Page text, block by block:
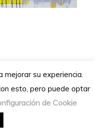
altos, su experiencia.
esto, pero puede optar
de Cookie